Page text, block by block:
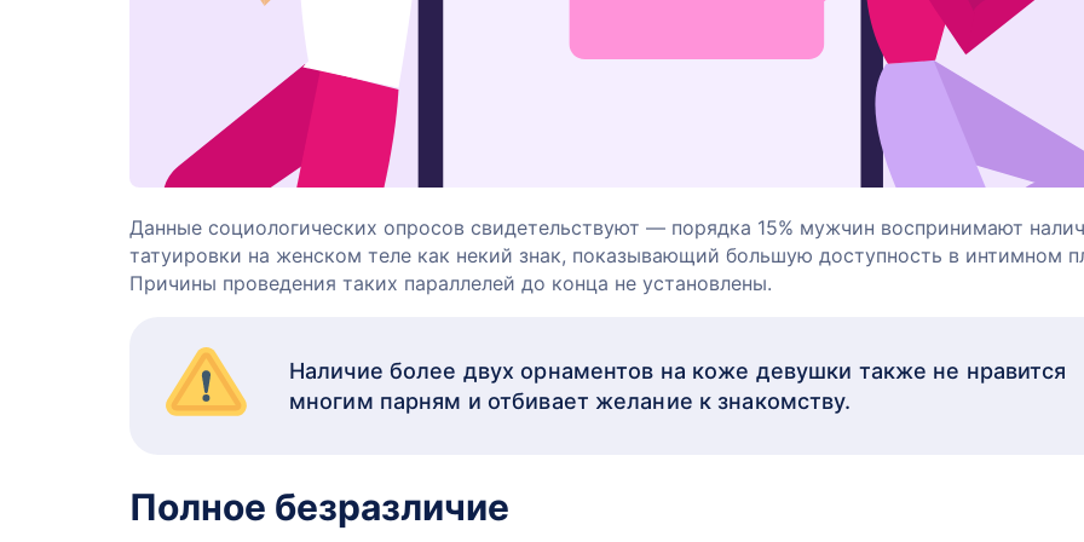
Данные социологических опросов свидетельствуют — порядка 15% мужчин воспринимают
татуировки на женском теле как некий знак, показывающий большую доступность в интимном
Причины проведения таких параллелей до конца не установлены.
Наличие более двух орнаментов на коже девушки также не нравится
многим парням и отбивает желание к знакомству.
Полное безразличие